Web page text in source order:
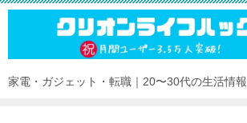
家電・ガジェット・転職｜20〜30代の生活情報